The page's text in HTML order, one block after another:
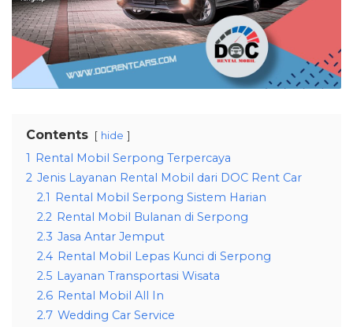
Contents hide
1 Rental Mobil Serpong Terpercaya
2 Jenis Layanan Rental Mobil dari DOC Rent Car
2.1 Rental Mobil Serpong Sistem Harian
2.2 Rental Mobil Bulanan di Serpong
2.3 Jasa Antar Jemput
2.4 Rental Mobil Lepas Kunci di Serpong
2.5 Layanan Transportasi Wisata
2.6 Rental Mobil All In
2.7 Wedding Car Service